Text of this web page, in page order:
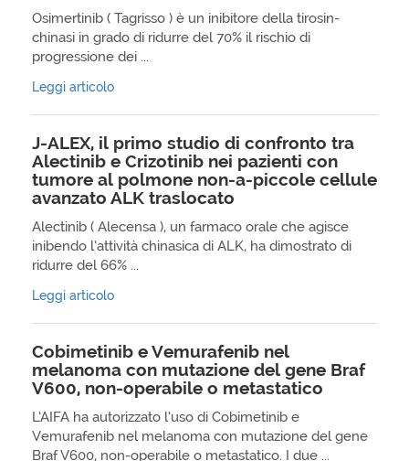
Osimertinib ( Tagrisso ) è un inibitore della tirosin-
chinasi in grado di ridurre del 70% il rischio di
progressione dei ...
Leggi articolo
J-ALEX, il primo studio di confronto tra
Alectinib e Crizotinib nei pazienti con
tumore al polmone non-a-piccole cellule
avanzato ALK traslocato
Alectinib ( Alecensa ), un farmaco orale che agisce
inibendo l’attività chinasica di ALK, ha dimostrato di
ridurre del 66% ...
Leggi articolo
Cobimetinib e Vemurafenib nel
melanoma con mutazione del gene Braf
V600, non-operabile o metastatico
L’AIFA ha autorizzato l’uso di Cobimetinib e
Vemurafenib nel melanoma con mutazione del gene
Braf V600, non-operabile o metastatico. I due ...